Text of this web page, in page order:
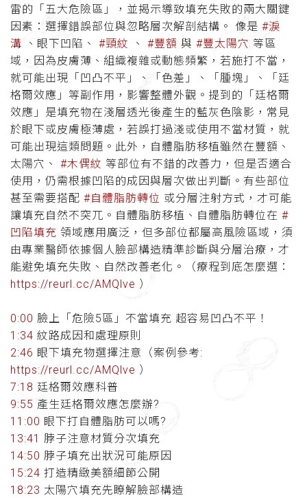
雷的「五大危險區」，並揭示導致填充失敗的兩大關鍵
因素：選擇錯誤部位與忽略層次解剖結構。 像是 #淚
溝 、眼下凹陷、 #頸紋 、 #豐額 與 #豐太陽穴 等區
域，因為皮膚薄、組織複雜或動態頻繁，若施打不當，
就可能出現「凹凸不平」、「色差」、「腫塊」、「廷
格爾效應」等副作用，影響整體外觀。提到的「廷格爾
效應」是填充物在淺層透光後產生的藍灰色陰影，常見
於眼下或皮膚極薄處，若誤打過淺或使用不當材質，就
可能出現這類問題。此外，自體脂肪移植雖然在豐額、
太陽穴、 #木偶紋 等部位有不錯的改善力，但是否適合
使用，仍需根據凹陷的成因與層次做出判斷。有些部位
甚至需要搭配 #自體脂肪轉位 或分層注射方式，才可能
讓填充自然不突兀。自體脂肪移植、自體脂肪轉位在 #
凹陷填充 領域應用廣泛，但多部位都屬高風險區域，須
由專業醫師依據個人臉部構造精準診斷與分層治療，才
能避免填充失敗、自然改善老化。（療程到底怎麼選：
https://reurl.cc/AMQlve ）
0:00 臉上「危險5區」不當填充 超容易凹凸不平！
1:34 紋路成因和處理原則
2:46 眼下填充物選擇注意（案例參考:
https://reurl.cc/AMQlve ）
7:18 廷格爾效應科普
9:55 產生廷格爾效應怎麼辦?
11:00 眼下打自體脂肪可以嗎?
13:41 脖子注意材質分次填充
14:50 脖子填充出狀況可能原因
15:24 打造精緻美額細節公開
18:23 太陽穴填充先瞭解臉部構造